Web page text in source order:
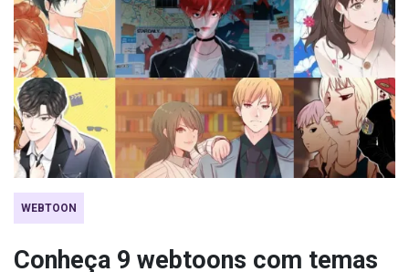
WEBTOON
Conheça 9 webtoons com temas